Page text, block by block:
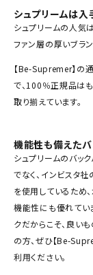
CATEGORY
Tシャツ・ロン
パーカー・ト
ジャケット・ア
ニット帽・ビ
バックパック・
その他バッグ
スニーカー・
パンツ・ショーツ
シュプリームは
シュプリームの人気
ファン層の厚いブラン
【Be-Supremer】の
で、100％正規品は
取り揃えています。
機能性も備えた
シュプリームのバッ
でなく、インビスタ
を使用しているため
機能性にも優れてい
クだからこそ、良い
の方、ぜひ【Be-
利用ください。